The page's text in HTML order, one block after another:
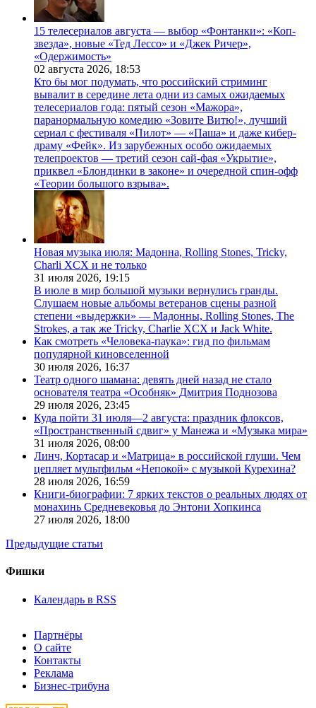
15 телесериалов августа — выбор «Фонтанки»: «Коп-
звезда», новые «Тед Лессо» и «Джек Ричер»,
«Одержимость»
02 августа 2026, 18:53
Кто бы мог подумать, что российский стриминг
вывалит в середине лета одни из самых ожидаемых
телесериалов года: пятый сезон «Мажора»,
паранормальную комедию «Зовите Витю!», лучший
сериал с фестиваля «Пилот» — «Паша» и даже кибер-
драму «Фейк». Из зарубежных особо ожидаемых
телепроектов — третий сезон сай-фая «Укрытие»,
приквел «Блондинки в законе» и очередной спин-офф
«Теории большого взрыва».
Новая музыка июля: Мадонна, Rolling Stones, Tricky,
Charli XCX и не только
31 июля 2026, 19:15
В июле в мир большой музыки вернулись гранды.
Слушаем новые альбомы ветеранов сцены разной
степени «выдержки» — Мадонны, Rolling Stones, The
Strokes, а так же Tricky, Charlie XCX и Jack White.
Как смотреть «Человека-паука»: гид по фильмам
популярной киновселенной
30 июля 2026, 16:37
Театр одного шамана: девять дней назад не стало
основателя театра «Особняк» Дмитрия Поднозова
29 июля 2026, 23:45
Куда пойти 31 июля—2 августа: праздник флоксов,
«Пространственный сдвиг» у Манежа и «Музыка мира»
31 июля 2026, 08:00
Линч, Кортасар и «Матрица» в российской глуши. Чем
цепляет мультфильм «Непокой» с музыкой Курехина?
28 июля 2026, 16:59
Книги-биографии: 7 ярких текстов о реальных людях от
монахинь Средневековья до Энтони Хопкинса
27 июля 2026, 18:00
Предыдущие статьи
Фишки
Календарь в RSS
Партнёры
О сайте
Контакты
Реклама
Бизнес-трибуна